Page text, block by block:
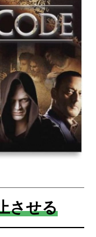
させる